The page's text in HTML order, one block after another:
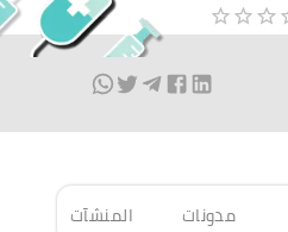
مدونات المنشآت